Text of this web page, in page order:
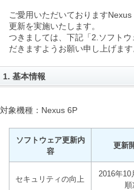
ご愛用いただいております
更新を実施いたします。
つきましては、下記 「2.ソフト
だきますようお願い申し上げます
1. 基本情報
対象機種：Nexus 6P
ソフトウェア更新内
容
更新
セキュリティの向上
2016年10
順